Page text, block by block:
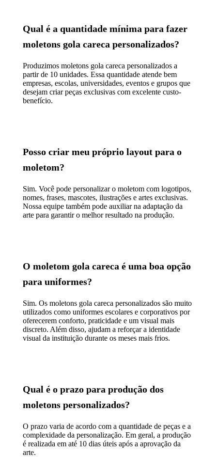
Qual é a quantidade mínima para fazer
moletons gola careca personalizados?
Produzimos moletons gola careca personalizados a
partir de 10 unidades. Essa quantidade atende bem
empresas, escolas, universidades, eventos e grupos que
desejam criar peças exclusivas com excelente custo-
benefício.
Posso criar meu próprio layout para o
moletom?
Sim. Você pode personalizar o moletom com logotipos,
nomes, frases, mascotes, ilustrações e artes exclusivas.
Nossa equipe também pode auxiliar na adaptação da
arte para garantir o melhor resultado na produção.
O moletom gola careca é uma boa opção
para uniformes?
Sim. Os moletons gola careca personalizados são muito
utilizados como uniformes escolares e corporativos por
oferecerem conforto, praticidade e um visual mais
discreto. Além disso, ajudam a reforçar a identidade
visual da instituição durante os meses mais frios.
Qual é o prazo para produção dos
moletons personalizados?
O prazo varia de acordo com a quantidade de peças e a
complexidade da personalização. Em geral, a produção
é realizada em até 10 dias úteis após a aprovação da
arte.